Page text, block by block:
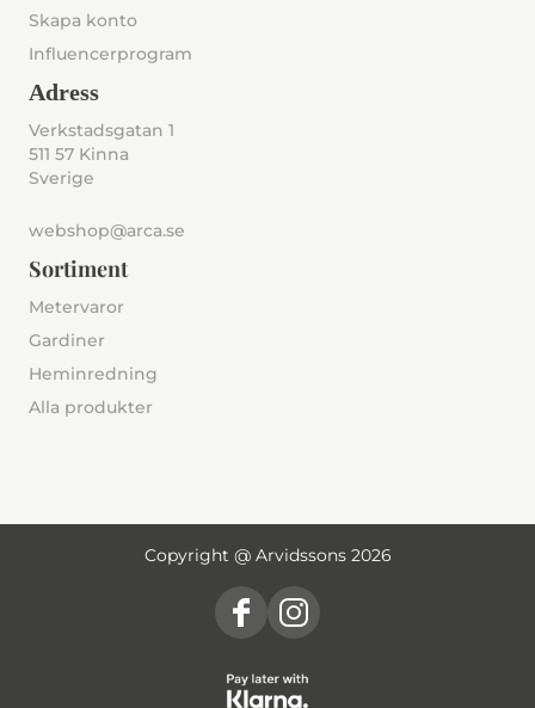
Skapa konto
Influencerprogram
Adress
Verkstadsgatan 1
511 57 Kinna
Sverige
webshop@arca.se
Sortiment
Metervaror
Gardiner
Heminredning
Alla produkter
Copyright @ Arvidssons 2026